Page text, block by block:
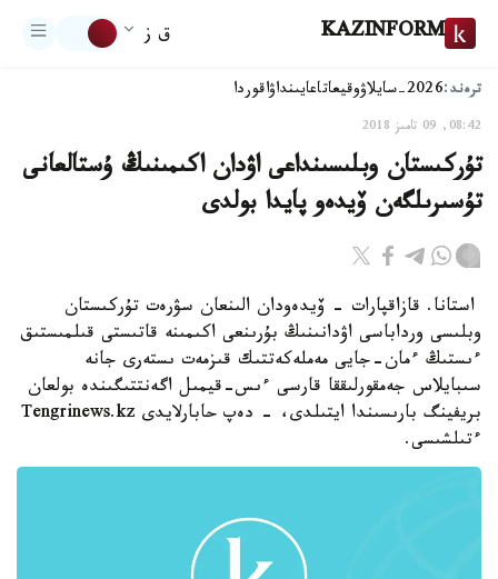
KAZINFORM ق ز
ترەند:2026-سايلاۋ وقيعاتاعايىنداۋاقوردا
08:42, 09 تامىز 2018
تۇركىستان وبلىسىنداعى اۋدان اكىمىنىڭ ۇستالعانى
تۇسىرىلگەن ۆيدەو پايدا بولدى
استانا. قازاقپارات - ۆيدەودان الىنعان سۋرەت تۇركىستان
وبلىسى ورداباسى اۋدانىنىڭ بۇرىنعى اكىمىنە قاتىستى قىلمىستىق
ءىستىڭ ءمان-جايى مەملەكەتتىك قىزمەت ىستەرى جانە
سىبايلاس جەمقورلىققا قارسى ءىس-قيمىل اگەنتتىگىندە بولعان
بريفينگ بارىسىندا ايتىلدى، - دەپ حابارلايدى Tengrinews.kz
ءتىلشىسى.